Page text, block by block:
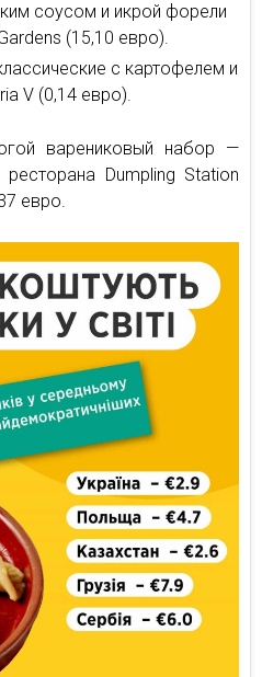
соусом и икрой форели
(15,10 евро).
с картофелем и
V (0,14 евро).
варениковый набор —
Dumpling Station
евро.